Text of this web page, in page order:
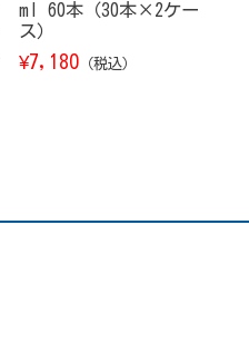
ml 60本（30本×2ケー
ス）
¥7,180 （税込）